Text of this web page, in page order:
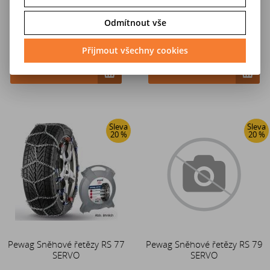
4 671 Kč
5 838 Kč
4 671 Kč
5 838 Kč
Sleva
20 %
Pewag Sněhové řetězy RS 77
SERVO
Sleva
20 %
Pewag Sněhové řetězy RS 79
SERVO
Odmítnout vše
Přijmout všechny cookies